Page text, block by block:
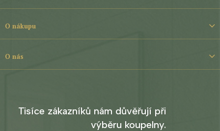
í
O nákupu
O nás
Tisíce zákazníků nám důvěřují při
výběru koupelny.